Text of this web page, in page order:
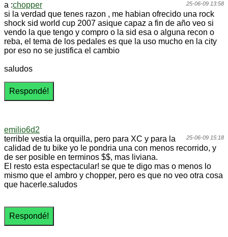
25-06-09 13:58
a :chopper
si la verdad que tenes razon , me habian ofrecido una rock
shock sid world cup 2007 asique capaz a fin de año veo si
vendo la que tengo y compro o la sid esa o alguna recon o
reba, el tema de los pedales es que la uso mucho en la city
por eso no se justifica el cambio
saludos
emilio6d2
25-06-09 15:18
terrible vestia la orquilla, pero para XC y para la
calidad de tu bike yo le pondria una con menos recorrido, y
de ser posible en terminos $$, mas liviana.
El resto esta espectacular! se que te digo mas o menos lo
mismo que el ambro y chopper, pero es que no veo otra cosa
que hacerle.saludos